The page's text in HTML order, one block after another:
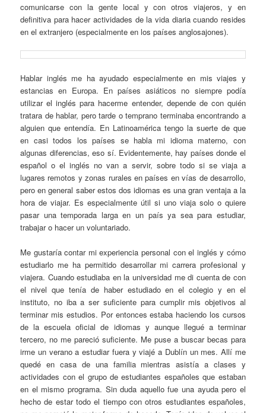
comunicarse con la gente local y con otros viajeros, y en
definitiva para hacer actividades de la vida diaria cuando resides
en el extranjero (especialmente en los países anglosajones).
Hablar inglés me ha ayudado especialmente en mis viajes y
estancias en Europa. En países asiáticos no siempre podía
utilizar el inglés para hacerme entender, depende de con quién
tratara de hablar, pero tarde o temprano terminaba encontrando a
alguien que entendía. En Latinoamérica tengo la suerte de que
en casi todos los países se habla mi idioma materno, con
algunas diferencias, eso sí. Evidentemente, hay países donde el
español o el inglés no van a servir, sobre todo si se viaja a
lugares remotos y zonas rurales en países en vías de desarrollo,
pero en general saber estos dos idiomas es una gran ventaja a la
hora de viajar. Es especialmente útil si uno viaja solo o quiere
pasar una temporada larga en un país ya sea para estudiar,
trabajar o hacer un voluntariado.
Me gustaría contar mi experiencia personal con el inglés y cómo
estudiarlo me ha permitido desarrollar mi carrera profesional y
viajera. Cuando estudiaba en la universidad me di cuenta de con
el nivel que tenía de haber estudiado en el colegio y en el
instituto, no iba a ser suficiente para cumplir mis objetivos al
terminar mis estudios. Por entonces estaba haciendo los cursos
de la escuela oficial de idiomas y aunque llegué a terminar
tercero, no me pareció suficiente. Me puse a buscar becas para
irme un verano a estudiar fuera y viajé a Dublín un mes. Allí me
quedé en casa de una familia mientras asistía a clases y
actividades con el grupo de estudiantes españoles que estaban
en el mismo programa. Sin duda aquello fue una ayuda pero el
hecho de estar todo el tiempo con otros estudiantes españoles,